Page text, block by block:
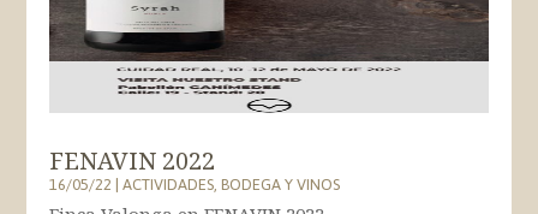
FENAVIN 2022
16/05/22|ACTIVIDADES,BODEGA Y VINOS